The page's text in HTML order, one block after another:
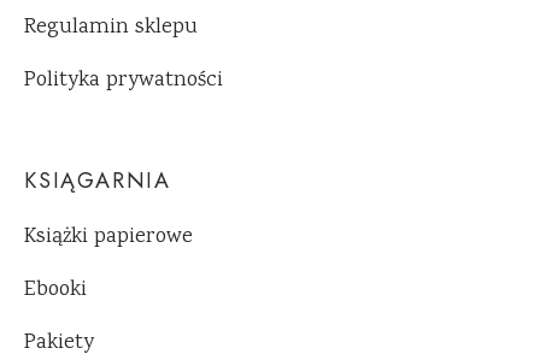
Regulamin sklepu
Polityka prywatności
KSIĄGARNIA
Książki papierowe
Ebooki
Pakiety